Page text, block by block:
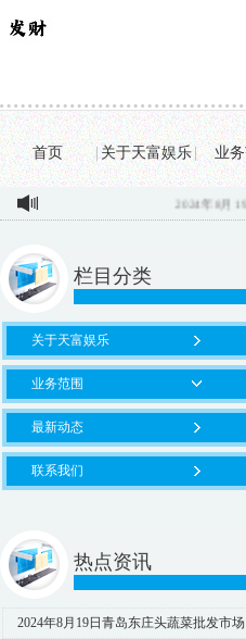
首页 | 关于天富娱乐| 业
2024年8月19日青岛东
栏目分类
关于天富娱乐
业务范围
最新动态
联系我们
热点资讯
2024年8月19日青岛东庄头蔬菜批发市场